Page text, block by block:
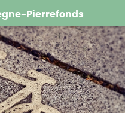
Pierrefonds